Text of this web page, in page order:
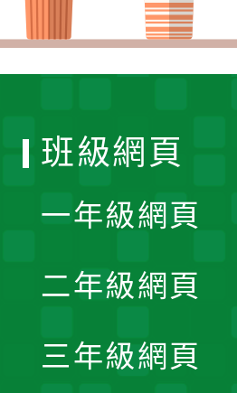
班級網頁
一年級網頁
二年級網頁
三年級網頁